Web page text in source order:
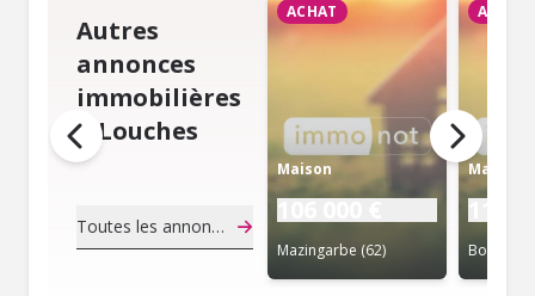
Autres
annonces
immobilières
à Louches
Toutes les annonces de notaire
ACHAT
Maison
Mazingarbe (62)
ACHAT
Maison
Bouret-